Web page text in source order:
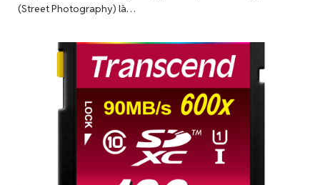
(Street Photography) là…